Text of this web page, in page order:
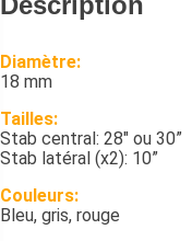
Diamètre:
18 mm
Tailles:
Stab central: 28″ ou 30”
Stab latéral (x2): 10”
Couleurs:
Bleu, gris, rouge